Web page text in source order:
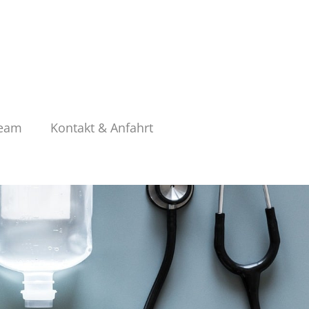
Kontakt & Anfahrt